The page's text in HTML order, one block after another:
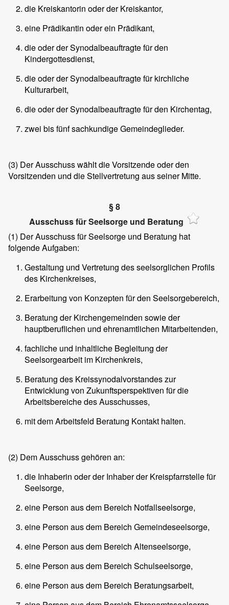
die Kreiskantorin oder der Kreiskantor,
eine Prädikantin oder ein Prädikant,
die oder der Synodalbeauftragte für den
Kindergottesdienst,
die oder der Synodalbeauftragte für kirchliche
Kulturarbeit,
die oder der Synodalbeauftragte für den Kirchentag,
zwei bis fünf sachkundige Gemeindeglieder.
(3) Der Ausschuss wählt die Vorsitzende oder den
Vorsitzenden und die Stellvertretung aus seiner Mitte.
§ 8
Ausschuss für Seelsorge und Beratung
(1) Der Ausschuss für Seelsorge und Beratung hat
folgende Aufgaben:
Gestaltung und Vertretung des seelsorglichen Profils
des Kirchenkreises,
Erarbeitung von Konzepten für den Seelsorgebereich,
Beratung der Kirchengemeinden sowie der
hauptberuflichen und ehrenamtlichen Mitarbeitenden,
fachliche und inhaltliche Begleitung der
Seelsorgearbeit im Kirchenkreis,
Beratung des Kreissynodalvorstandes zur
Entwicklung von Zukunftsperspektiven für die
Arbeitsbereiche des Ausschusses,
mit dem Arbeitsfeld Beratung Kontakt halten.
(2) Dem Ausschuss gehören an:
die Inhaberin oder der Inhaber der Kreispfarrstelle für
Seelsorge,
eine Person aus dem Bereich Notfallseelsorge,
eine Person aus dem Bereich Gemeindeseelsorge,
eine Person aus dem Bereich Altenseelsorge,
eine Person aus dem Bereich Schulseelsorge,
eine Person aus dem Bereich Beratungsarbeit,